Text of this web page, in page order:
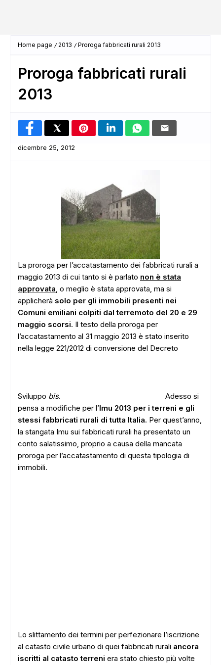
Home page 2013 Proroga fabbricati rurali 2013
Proroga fabbricati rurali
2013
dicembre 25, 2012
La proroga per l’accatastamento dei fabbricati rurali a
maggio 2013 di cui tanto si è parlato non è stata
approvata, o meglio è stata approvata, ma si
applicherà solo per gli immobili presenti nei
Comuni emiliani colpiti dal terremoto del 20 e 29
maggio scorsi. Il testo della proroga per
l’accatastamento al 31 maggio 2013 è stato inserito
nella legge 221/2012 di conversione del Decreto
Sviluppo bis.
Adesso si
pensa a modifiche per l’Imu 2013 per i terreni e gli
stessi fabbricati rurali di tutta Italia. Per quest’anno,
la stangata Imu sui fabbricati rurali ha presentato un
conto salatissimo, proprio a causa della mancata
proroga per l’accatastamento di questa tipologia di
immobili.
Lo slittamento dei termini per perfezionare l’iscrizione
al catasto civile urbano di quei fabbricati rurali ancora
iscritti al catasto terreni era stato chiesto più volte